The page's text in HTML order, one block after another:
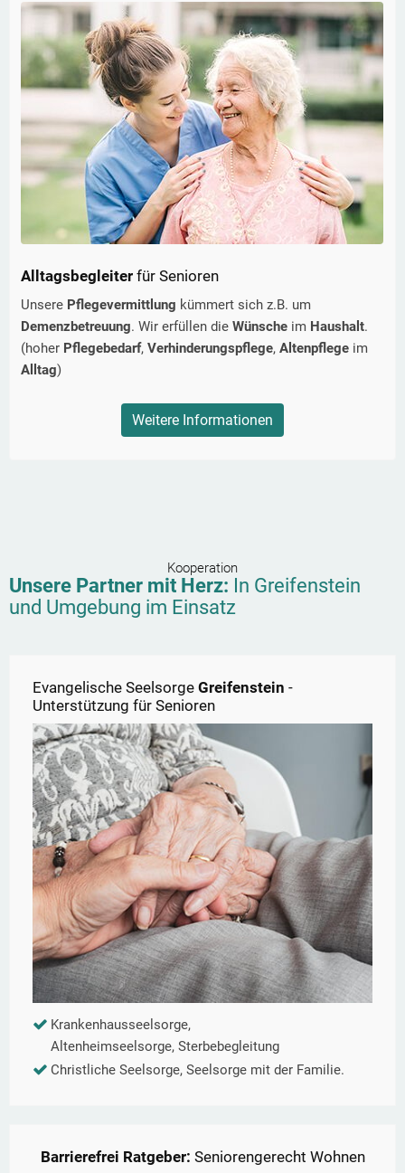
Alltagsbegleiter für Senioren
Unsere Pflegevermittlung kümmert sich z.B. um
Demenzbetreuung. Wir erfüllen die Wünsche im Haushalt.
(hoher Pflegebedarf, Verhinderungspflege, Altenpflege im
Alltag)
Weitere Informationen
Kooperation
Unsere Partner mit Herz: In Greifenstein
und Umgebung im Einsatz
Evangelische Seelsorge Greifenstein -
Unterstützung für Senioren
Krankenhausseelsorge,
Altenheimseelsorge, Sterbebegleitung
Christliche Seelsorge, Seelsorge mit der Familie.
Barrierefrei Ratgeber: Seniorengerecht Wohnen